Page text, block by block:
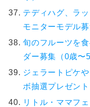
テディハグ、ラ
モニターモデル
旬のフルーツを
ダー募集（0歳〜5
ジェラートピケ
ボ抽選プレゼン
リトル・ママフ